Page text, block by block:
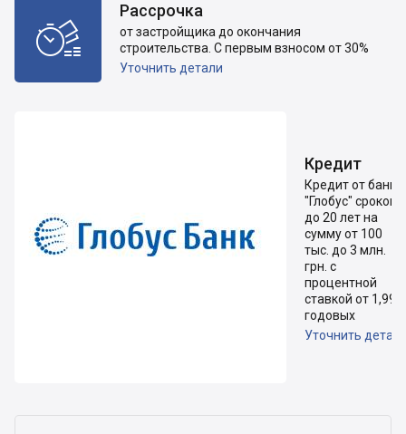

Рассрочка
от застройщика до окончания
строительства. С первым взносом от 30%
Уточнить детали
Кредит
Кредит от банка
"Глобус" сроком
до 20 лет на
сумму от 100
тыс. до 3 млн.
грн. с
процентной
ставкой от 1,99%
годовых
Уточнить